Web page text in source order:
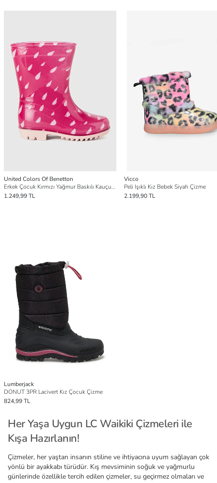
United Colors Of Benetton
Erkek Çocuk Kırmızı Yağmur Baskılı Kauçuk Yağmur Çizmesi
1.249,99 TL
Vicco
Peli Işıklı Kız Bebek Siyah Çizme
2.199,90 TL
Lumberjack
DONUT 3PR Lacivert Kız Çocuk Çizme
824,99 TL
Her Yaşa Uygun LC Waikiki Çizmeleri ile
Kışa Hazırlanın!
Çizmeler, her yaştan insanın stiline ve ihtiyacına uyum sağlayan çok
yönlü bir ayakkabı türüdür. Kış mevsiminin soğuk ve yağmurlu
günlerinde özellikle tercih edilen çizmeler, su geçirmez olmaları ve